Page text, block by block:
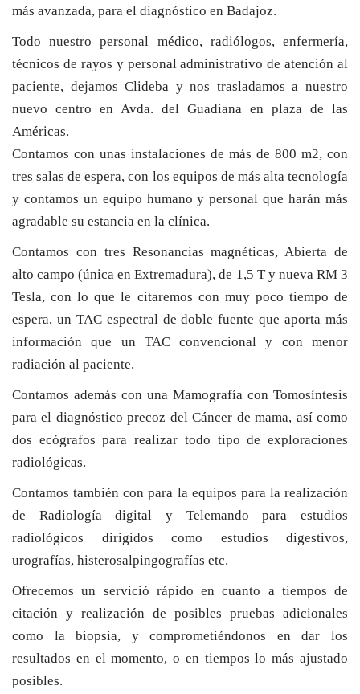
más avanzada, para el diagnóstico en Badajoz.
Todo nuestro personal médico, radiólogos, enfermería,
técnicos de rayos y personal administrativo de atención al
paciente, dejamos Clideba y nos trasladamos a nuestro
nuevo centro en Avda. del Guadiana en plaza de las
Américas.
Contamos con unas instalaciones de más de 800 m2, con
tres salas de espera, con los equipos de más alta tecnología
y contamos un equipo humano y personal que harán más
agradable su estancia en la clínica.
Contamos con tres Resonancias magnéticas, Abierta de
alto campo (única en Extremadura), de 1,5 T y nueva RM 3
Tesla, con lo que le citaremos con muy poco tiempo de
espera, un TAC espectral de doble fuente que aporta más
información que un TAC convencional y con menor
radiación al paciente.
Contamos además con una Mamografía con Tomosíntesis
para el diagnóstico precoz del Cáncer de mama, así como
dos ecógrafos para realizar todo tipo de exploraciones
radiológicas.
Contamos también con para la equipos para la realización
de Radiología digital y Telemando para estudios
radiológicos dirigidos como estudios digestivos,
urografías, histerosalpingografías etc.
Ofrecemos un servició rápido en cuanto a tiempos de
citación y realización de posibles pruebas adicionales
como la biopsia, y comprometiéndonos en dar los
resultados en el momento, o en tiempos lo más ajustado
posibles.